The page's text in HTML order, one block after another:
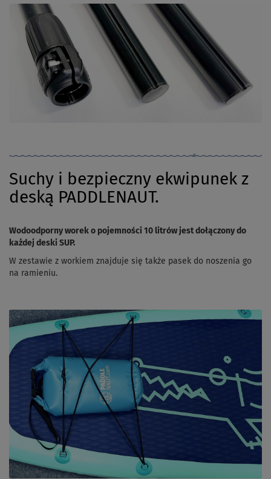
Suchy i bezpieczny ekwipunek z
deską PADDLENAUT.
Wodoodporny worek o pojemności 10 litrów jest dołączony do
każdej deski SUP.
W zestawie z workiem znajduje się także pasek do noszenia go
na ramieniu.